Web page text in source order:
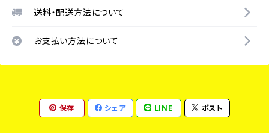
送料・配送方法について
お支払い方法について
保存 シェア LINE ポスト